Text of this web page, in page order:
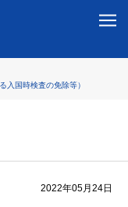
入国時検査の免除等）
2022年05月24日